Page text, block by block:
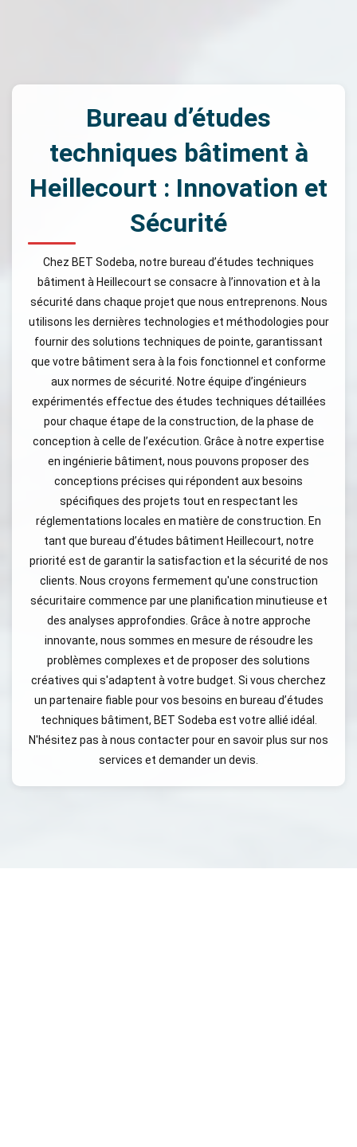
Bureau d’études
techniques bâtiment à
Heillecourt : Innovation et
Sécurité
Chez BET Sodeba, notre bureau d’études techniques
bâtiment à Heillecourt se consacre à l’innovation et à la
sécurité dans chaque projet que nous entreprenons. Nous
utilisons les dernières technologies et méthodologies pour
fournir des solutions techniques de pointe, garantissant
que votre bâtiment sera à la fois fonctionnel et conforme
aux normes de sécurité. Notre équipe d’ingénieurs
expérimentés effectue des études techniques détaillées
pour chaque étape de la construction, de la phase de
conception à celle de l’exécution. Grâce à notre expertise
en ingénierie bâtiment, nous pouvons proposer des
conceptions précises qui répondent aux besoins
spécifiques des projets tout en respectant les
réglementations locales en matière de construction. En
tant que bureau d’études bâtiment Heillecourt, notre
priorité est de garantir la satisfaction et la sécurité de nos
clients. Nous croyons fermement qu'une construction
sécuritaire commence par une planification minutieuse et
des analyses approfondies. Grâce à notre approche
innovante, nous sommes en mesure de résoudre les
problèmes complexes et de proposer des solutions
créatives qui s'adaptent à votre budget. Si vous cherchez
un partenaire fiable pour vos besoins en bureau d’études
techniques bâtiment, BET Sodeba est votre allié idéal.
N'hésitez pas à nous contacter pour en savoir plus sur nos
services et demander un devis.